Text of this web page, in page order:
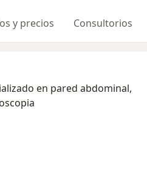
y precios Consultorios
en pared abdominal,